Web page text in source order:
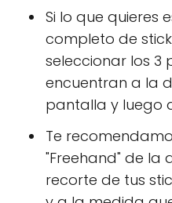
Si lo que quieres
completo de
seleccionar los 3
encuentran a la
pantalla y luego
Te
"Freehand" de la
recorte de tus